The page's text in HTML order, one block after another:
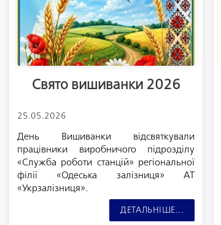
Свято вишиванки 2026
25.05.2026
День Вишиванки відсвяткували
працівники виробничого підрозділу
«Служба роботи станцій» регіональної
філії «Одеська залізниця» АТ
«Укрзалізниця».
ДЕТАЛЬНІШЕ...